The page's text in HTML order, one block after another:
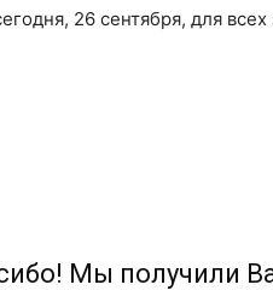
26 сентября, для всех
Мы получили